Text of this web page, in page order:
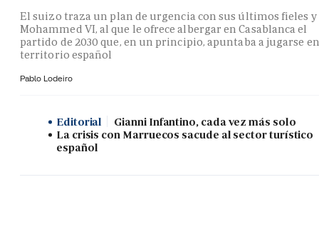
El suizo traza un plan de urgencia con sus últimos fieles y
Mohammed VI, al que le ofrece albergar en Casablanca el
partido de 2030 que, en un principio, apuntaba a jugarse en
territorio español
Pablo Lodeiro
Editorial
Gianni Infantino, cada vez más solo
La crisis con Marruecos sacude al sector turístico
español